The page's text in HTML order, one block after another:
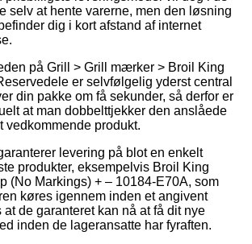
at hente varerne, men den løsning
dig i kort afstand af internet
på Grill > Grill mærker > Broil King
er selvfølgelig yderst central
din pakke om få sekunder, så derfor er
at man dobbelttjekker den anslåede
vedkommende produkt.
levering på blot en enkelt
produkter, eksempelvis Broil King
(No Markings) + – 10184-E70A, som
køres igennem inden et angivent
de garanteret kan nå at få dit nye
inden de lageransatte har fyraften.